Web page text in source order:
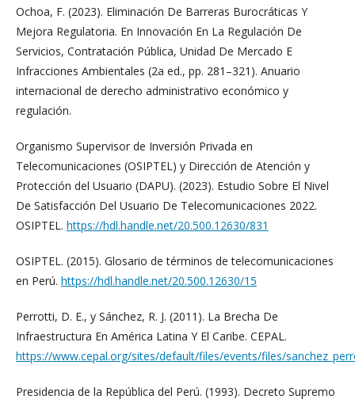
Ochoa, F. (2023). Eliminación De Barreras Burocráticas Y
Mejora Regulatoria. En Innovación En La Regulación De
Servicios, Contratación Pública, Unidad De Mercado E
Infracciones Ambientales (2a ed., pp. 281–321). Anuario
internacional de derecho administrativo económico y
regulación.
Organismo Supervisor de Inversión Privada en
Telecomunicaciones (OSIPTEL) y Dirección de Atención y
Protección del Usuario (DAPU). (2023). Estudio Sobre El Nivel
De Satisfacción Del Usuario De Telecomunicaciones 2022.
OSIPTEL. https://hdl.handle.net/20.500.12630/831
OSIPTEL. (2015). Glosario de términos de telecomunicaciones
en Perú. https://hdl.handle.net/20.500.12630/15
Perrotti, D. E., y Sánchez, R. J. (2011). La Brecha De
Infraestructura En América Latina Y El Caribe. CEPAL.
https://www.cepal.org/sites/default/files/events/files/
Presidencia de la República del Perú. (1993). Decreto Supremo